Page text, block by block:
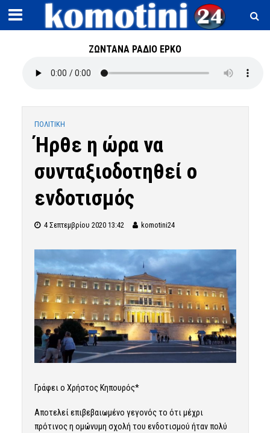
ΖΩΝΤΑΝΑ ΡΑΔΙΟ ΕΡΚΟ
ΠΟΛΙΤΙΚΗ
Ήρθε η ώρα να
συνταξιοδοτηθεί ο
ενδοτισμός
4 Σεπτεμβρίου 2020 13:42 komotini24
Γράφει ο Χρήστος Κηπουρός*
Αποτελεί επιβεβαιωμένο γεγονός το ότι μέχρι
πρότινος η ομώνυμη σχολή του ενδοτισμού ήταν πολύ